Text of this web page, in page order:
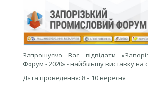
Запрошуємо Вас відвідати
Форум - 2020» - найбільшу виставку на
Дата проведення: 8 – 10 вересня